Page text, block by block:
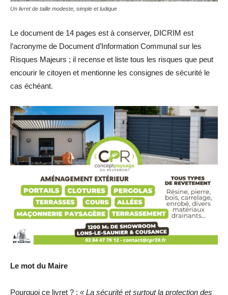
Un livret de taille modeste, simple et ludique
Le document de 14 pages est à conserver, DICRIM est
l’acronyme de Document d’Information Communal sur les
Risques Majeurs ; il recense et liste tous les risques que peut
encourir le citoyen et mentionne les consignes de sécurité le
cas échéant.
Le mot du Maire
Pourquoi ce livret ? : « La sécurité et surtout la protection des